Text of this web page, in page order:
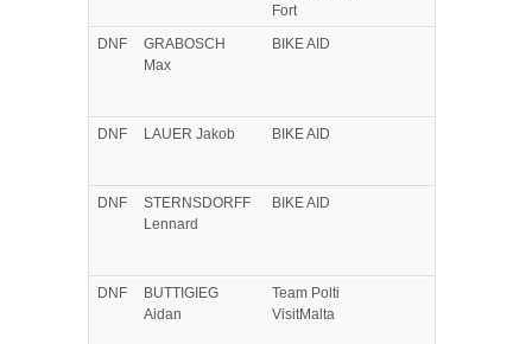
Fort
DNF
GRABOSCH
Max
BIKE AID
DNF LAUER Jakob BIKE AID
DNF
STERNSDORFF
Lennard
BIKE AID
DNF
BUTTIGIEG
Aidan
Team Polti
VisitMalta